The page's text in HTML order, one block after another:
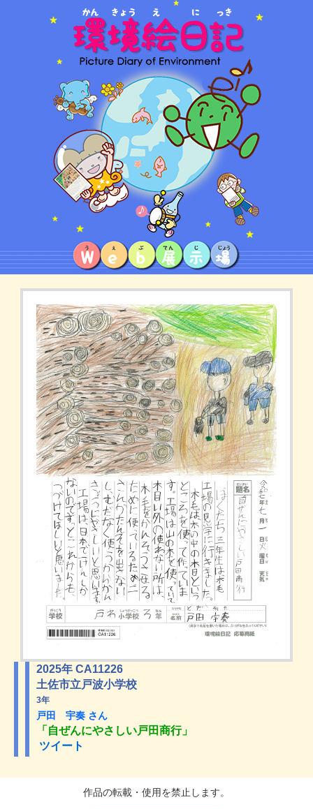
2025年 CA11226
土佐市立戸波小学校
3年
戸田 宇奏 さん
「自ぜんにやさしい戸田商行」
ツイート
作品の転載・使用を禁止します。